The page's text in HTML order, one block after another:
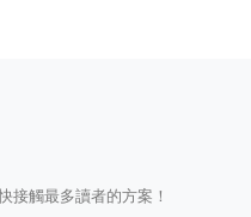
接觸最多讀者的方案！